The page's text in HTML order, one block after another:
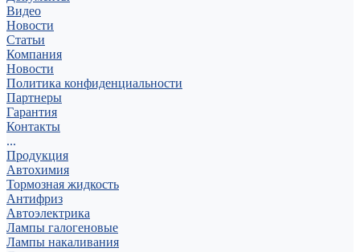
Видео
Новости
Статьи
Компания
Новости
Политика конфиденциальности
Партнеры
Гарантия
Контакты
...
Продукция
Автохимия
Тормозная жидкость
Антифриз
Автоэлектрика
Лампы галогеновые
Лампы накаливания